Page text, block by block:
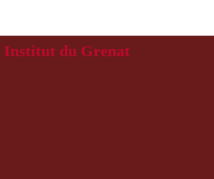
Institut du Grenat